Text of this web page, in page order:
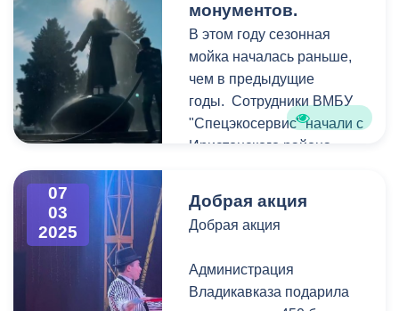
Владикавказа Сергей
Таболов, первый
заместитель главы АМС
Зураб Дзоблаев,
руководство мэрии и
глава Представительства
Мамиев.
небольшим городом с
населением около 4000
монументов.
В этом году сезонная
мойка началась раньше,
чем в предыдущие
годы. Сотрудники ВМБУ
"Спецэкосервис" начали с
Иристонского района.
Ленину, бюст Семёну
Штыбу и монумент Дзаугу
07
03
2025
Добрая акция
Добрая акция
Администрация
Владикавказа подарила